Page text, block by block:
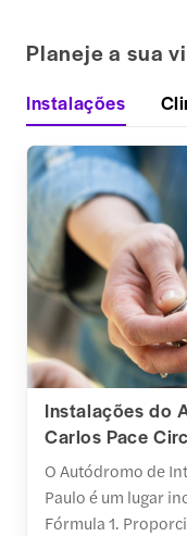
Planeje a sua
Instalações
Instalações do
Carlos Pace
O Autódromo de
Paulo é um lugar
Fórmula 1.